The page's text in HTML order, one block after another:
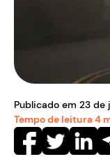
Publicado em 23 de
Tempo de leitura4